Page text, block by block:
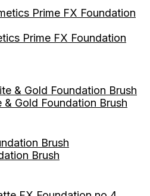
Prime FX Foundation
Gold Foundation Brush
Brush